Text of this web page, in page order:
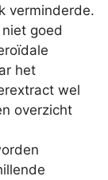
verminderde.
goed
het
wel
overzicht